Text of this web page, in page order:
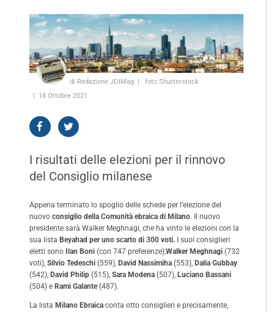
di Redazione JOIMag
foto Shutterstock
18 Ottobre 2021
I risultati delle elezioni per il rinnovo
del Consiglio milanese
Appena terminato lo spoglio delle schede per l’elezione del
nuovo consiglio della Comunità ebraica di Milano. Il nuovo
presidente sarà Walker Meghnagi, che ha vinto le elezioni con la
sua lista Beyahad per uno scarto di 300 voti. I suoi consiglieri
eletti sono
Ilan Boni (con 747 preferenze),Walker Meghnagi (732
voti), Silvio Tedeschi (559), David Nassimiha (553), Dalia Gubbay
(542), David Philip (515), Sara Modena (507), Luciano Bassani
(504) e Rami Galante(487).
La lista Milano Ebraica conta otto consiglieri e precisamente,